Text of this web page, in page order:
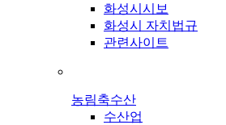
화성시시보
화성시 자치법규
관련사이트
농림축수산
수산업